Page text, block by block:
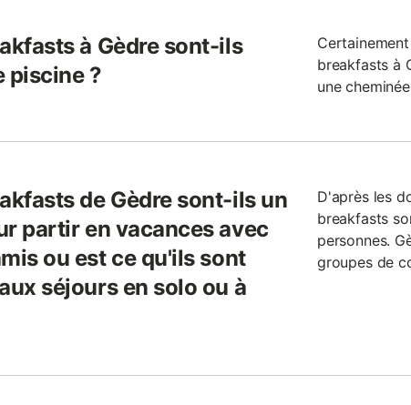
à Gèdre sont-ils
piscine ?
breakfasts à
une
de Gèdre sont-ils un
partir en vacances avec
ou est ce qu'ils sont
séjours en solo ou à
D'après les
breakfasts
personnes.
groupes de